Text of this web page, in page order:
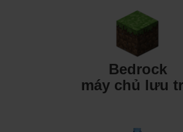
Bedrock
máy chủ lưu